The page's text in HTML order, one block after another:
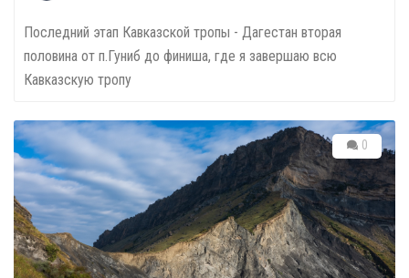
Последний этап Кавказской тропы - Дагестан вторая
половина от п.Гуниб до финиша, где я завершаю всю
Кавказскую тропу
0